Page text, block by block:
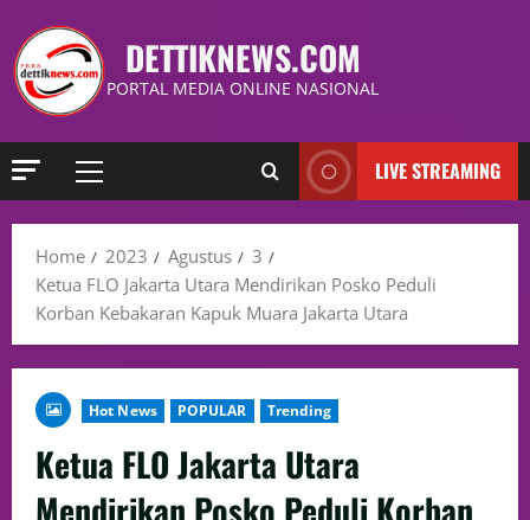
DETTIKNEWS.COM
PORTAL MEDIA ONLINE NASIONAL
LIVE STREAMING
Home 2023 Agustus
3
Ketua FLO Jakarta Utara Mendirikan Posko Peduli
Korban Kebakaran Kapuk Muara Jakarta Utara
Hot News POPULAR Trending
Ketua FLO Jakarta Utara
Mendirikan Posko Peduli Korban